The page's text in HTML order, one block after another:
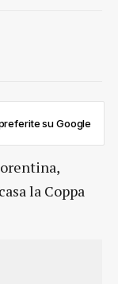
su Google
la Coppa